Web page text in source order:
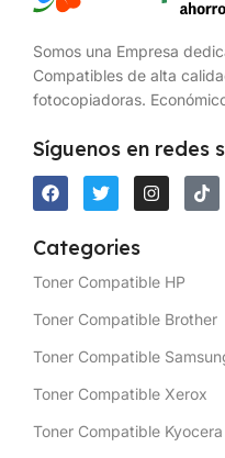
Somos una Empresa
Compatibles de alta
fotocopiadoras.
Síguenos en redes
Categories
Toner Compatible HP
Toner Compatible Brother
Toner Compatible
Toner Compatible Xerox
Toner Compatible Kyocera